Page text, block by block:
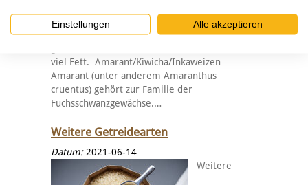
Getreiden sind auch sogenannte
Pseudogetreide auf dem Markt. Sie sind alle
viel Fett. Amarant/Kiwicha/Inkaweizen
Amarant (unter anderem Amaranthus
cruentus) gehört zur Familie der
Fuchsschwanzgewächse.…
Weitere Getreidearten
Datum:2021-06-14
Weitere
Einstellungen Alle akzeptieren